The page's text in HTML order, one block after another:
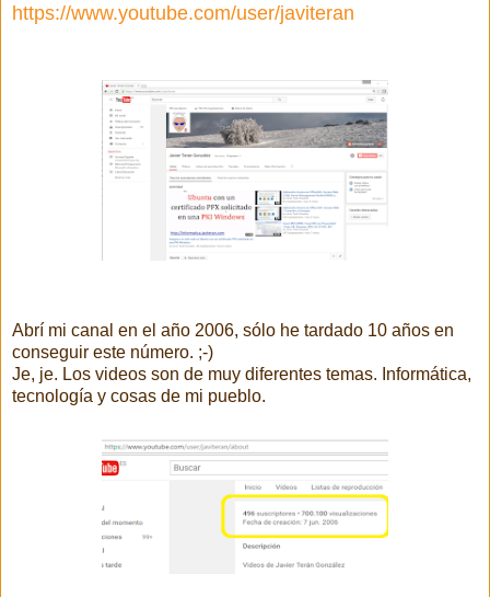
https://www.youtube.com/user/javiteran
Abrí mi canal en el año 2006, sólo he tardado 10 años en
conseguir este número. ;-)
Je, je. Los videos son de muy diferentes temas. Informática,
tecnología y cosas de mi pueblo.